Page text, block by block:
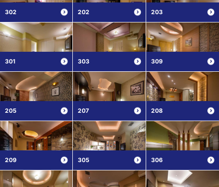
302 202 203
301 303 309
205 207 208
209 305 306